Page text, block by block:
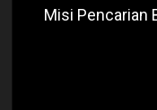
Misi Pencarian